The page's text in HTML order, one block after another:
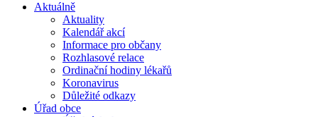
Aktuálně
Aktuality
Kalendář akcí
Informace pro občany
Rozhlasové relace
Ordinační hodiny lékařů
Koronavirus
Důležité odkazy
Úřad obce